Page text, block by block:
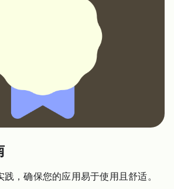
，确保您的应用易于使用且舒适。